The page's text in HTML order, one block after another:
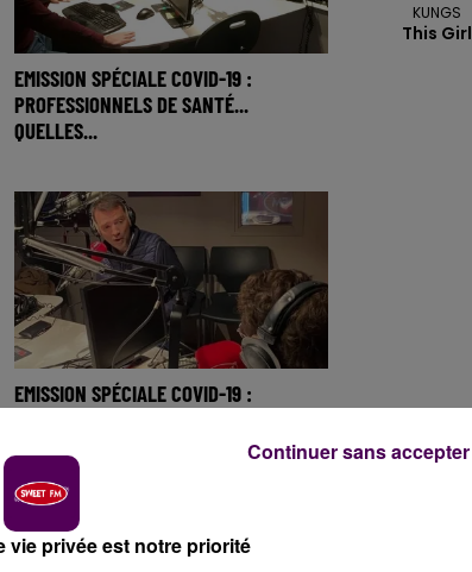
EMISSION SPÉCIALE COVID-19 :
PROFESSIONNELS DE SANTÉ...
QUELLES...
EMISSION SPÉCIALE COVID-19 :
KUNGS
This Girl
vie privée est notre priorité
Continuer sans accepter